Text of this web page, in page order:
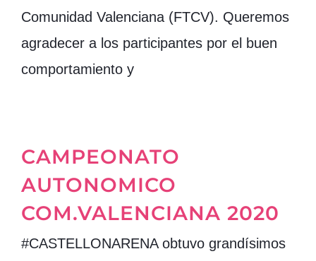
Comunidad Valenciana (FTCV). Queremos
agradecer a los participantes por el buen
comportamiento y
CAMPEONATO
AUTONOMICO
COM.VALENCIANA 2020
#CASTELLONARENA obtuvo grandísimos